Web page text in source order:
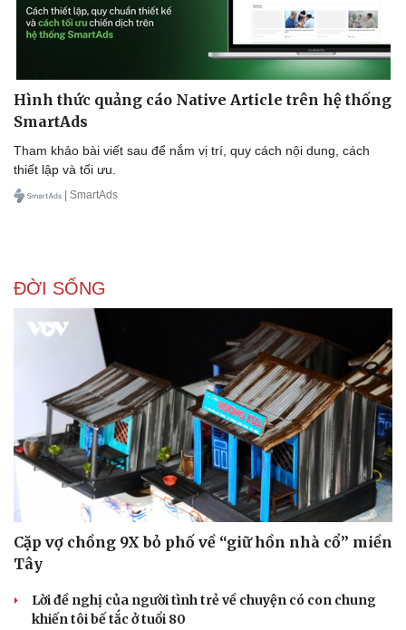
Hình thức quảng cáo Native Article trên hệ thống
SmartAds
Tham khảo bài viết sau để nắm vị trí, quy cách nội dung, cách
thiết lập và tối ưu.
| SmartAds
ĐỜI SỐNG
Cặp vợ chồng 9X bỏ phố về “giữ hồn nhà cổ” miền
Tây
Lời đề nghị của người tình trẻ về chuyện có con chung
khiến tôi bế tắc ở tuổi 80